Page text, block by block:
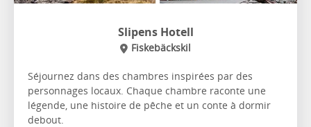
Slipens Hotell
Fiskebäckskil
Séjournez dans des chambres inspirées par des
personnages locaux. Chaque chambre raconte une
légende, une histoire de pêche et un conte à dormir
debout.